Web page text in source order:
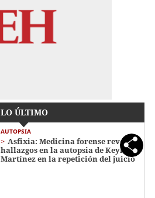
LO ÚLTIMO
AUTOPSIA
Asfixia: Medicina forense revela
hallazgos en la autopsia de Keyla
Martínez en la repetición del juicio